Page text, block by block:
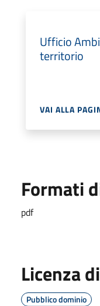
Ufficio
territorio
VAI ALLA
Formati
pdf
Licenza
Pubblico dominio